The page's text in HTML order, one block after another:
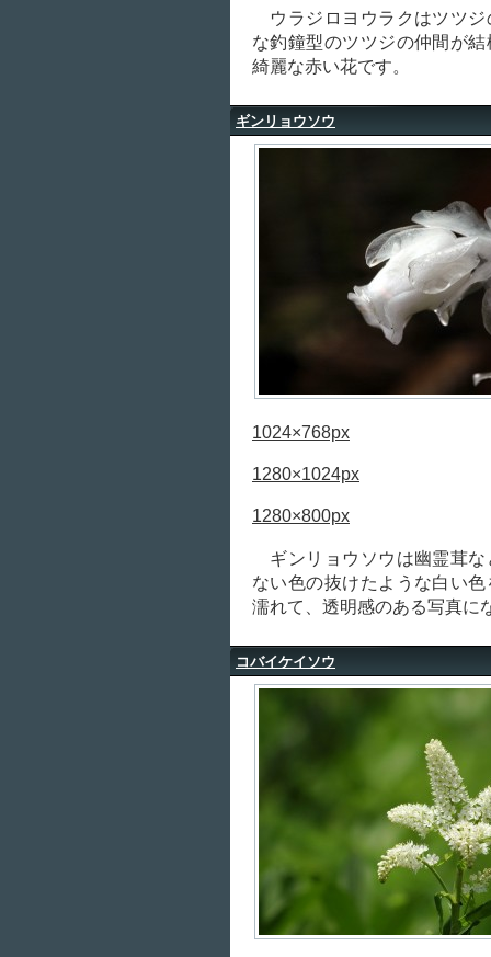
ウラジロヨウラクはツツジ
な釣鐘型のツツジの仲間が
綺麗な赤い花です。
ギンリョウソウ
1024×768px
1280×1024px
1280×800px
ギンリョウソウは幽霊茸な
ない色の抜けたような白い
濡れて、透明感のある写真に
コバイケイソウ